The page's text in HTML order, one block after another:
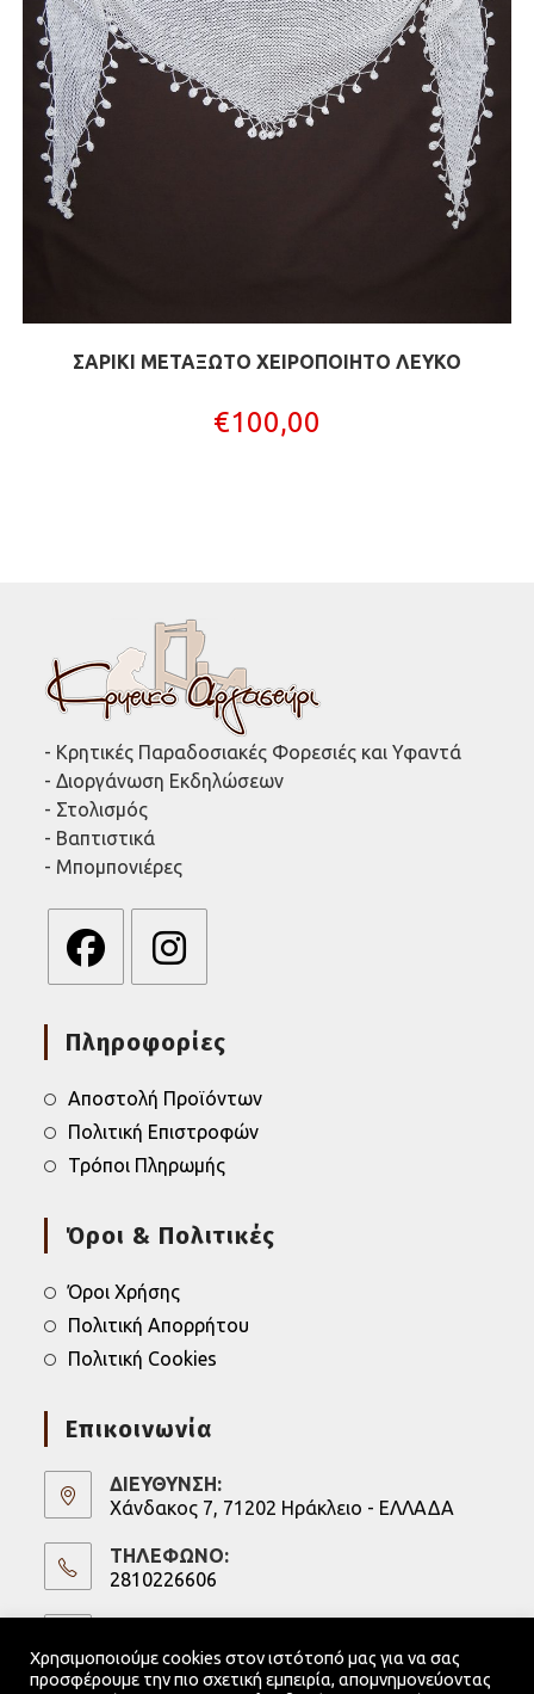
ΣΑΡΙΚΙ ΜΕΤΑΞΩΤΟ XΕΙΡΟΠΟΙΗΤΟ ΛΕΥΚΟ
€100,00
- Κρητικές Παραδοσιακές Φορεσιές και Υφαντά
- Διοργάνωση Εκδηλώσεων
- Στολισμός
- Βαπτιστικά
- Μπομπονιέρες
in
tab
a
tab
Πληροφορίες
Αποστολή Προϊόντων
Πολιτική Επιστροφών
Τρόποι Πληρωμής
Όροι & Πολιτικές
Όροι Χρήσης
Πολιτική Απορρήτου
Πολιτική Cookies
Επικοινωνία
ΔΙΕΥΘΥΝΣΗ:
Χάνδακος 7, 71202 Ηράκλειο - ΕΛΛΑΔΑ
ΤΗΛΕΦΩΝΟ:
2810226606
your
application
6973247075
Opens
Χρησιμοποιούμε cookies στον ιστότοπό μας για να σας
προσφέρουμε την πιο σχετική εμπειρία, απομνημονεύοντας